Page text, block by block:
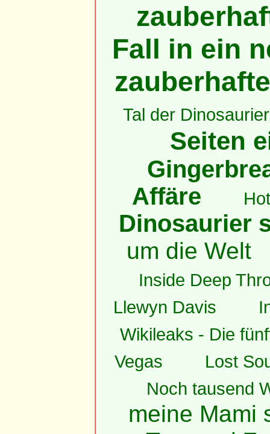
Fall in ein
Tal der Dinosaurier
Seiten
Affäre
Dinosaurier
um die Welt
Inside Deep
Llewyn Davis
Wikileaks - Die
Vegas
Lost
Noch tausend
meine Mami